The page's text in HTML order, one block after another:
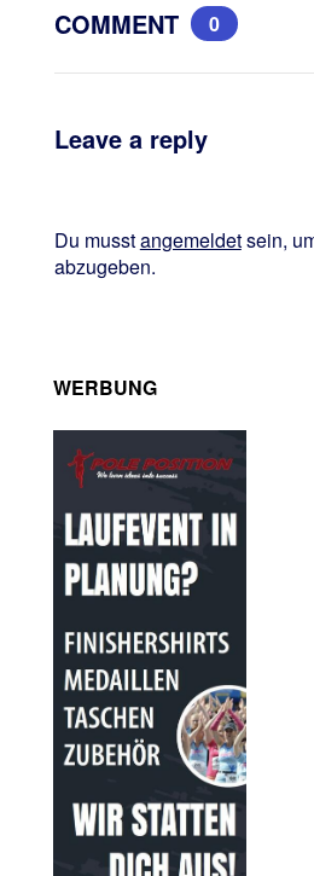
COMMENT 0
Leave a reply
Du musstangemeldetsein,
abzugeben.
WERBUNG